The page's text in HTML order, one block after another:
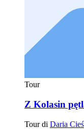
Tour
Z Kolasin
Tour di Daria